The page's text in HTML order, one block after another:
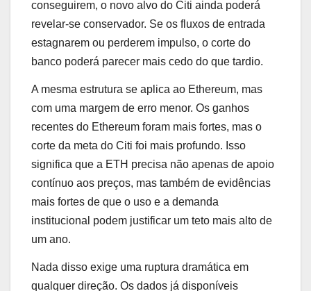
conseguirem, o novo alvo do Citi ainda poderá
revelar-se conservador. Se os fluxos de entrada
estagnarem ou perderem impulso, o corte do
banco poderá parecer mais cedo do que tardio.
A mesma estrutura se aplica ao Ethereum, mas
com uma margem de erro menor. Os ganhos
recentes do Ethereum foram mais fortes, mas o
corte da meta do Citi foi mais profundo. Isso
significa que a ETH precisa não apenas de apoio
contínuo aos preços, mas também de evidências
mais fortes de que o uso e a demanda
institucional podem justificar um teto mais alto de
um ano.
Nada disso exige uma ruptura dramática em
qualquer direção. Os dados já disponíveis